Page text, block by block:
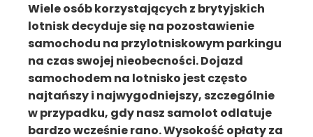
Wiele osób korzystających z brytyjskich
lotnisk decyduje się na pozostawienie
samochodu na przylotniskowym parkingu
na czas swojej nieobecności. Dojazd
samochodem na lotnisko jest często
najtańszy i najwygodniejszy, szczególnie
w przypadku, gdy nasz samolot odlatuje
bardzo wcześnie rano. Wysokość opłaty za